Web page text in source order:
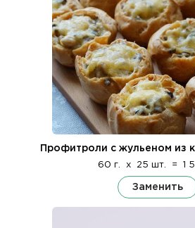
Профитроли с жульеном из
60 г. x 25 шт. = 1
Заменить